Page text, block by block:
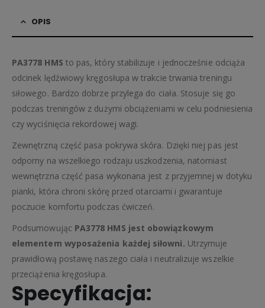
OPIS
PA3778 HMS to pas, który stabilizuje i jednocześnie odciąża
odcinek lędźwiowy kręgosłupa w trakcie trwania treningu
siłowego. Bardzo dobrze przylega do ciała. Stosuje się go
podczas treningów z dużymi obciążeniami w celu podniesienia
czy wyciśnięcia rekordowej wagi.
Zewnętrzną część pasa pokrywa skóra. Dzięki niej pas jest
odporny na wszelkiego rodzaju uszkodzenia, natomiast
wewnętrzna część pasa wykonana jest z przyjemnej w dotyku
pianki, która chroni skórę przed otarciami i gwarantuje
poczucie komfortu podczas ćwiczeń.
Podsumowując PA3778 HMS jest obowiązkowym
elementem wyposażenia każdej siłowni. Utrzymuje
prawidłową postawę naszego ciała i neutralizuje wszelkie
przeciążenia kręgosłupa.
Specyfikacja: